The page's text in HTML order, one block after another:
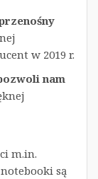
w 2019 r.
nam
m.in.
są